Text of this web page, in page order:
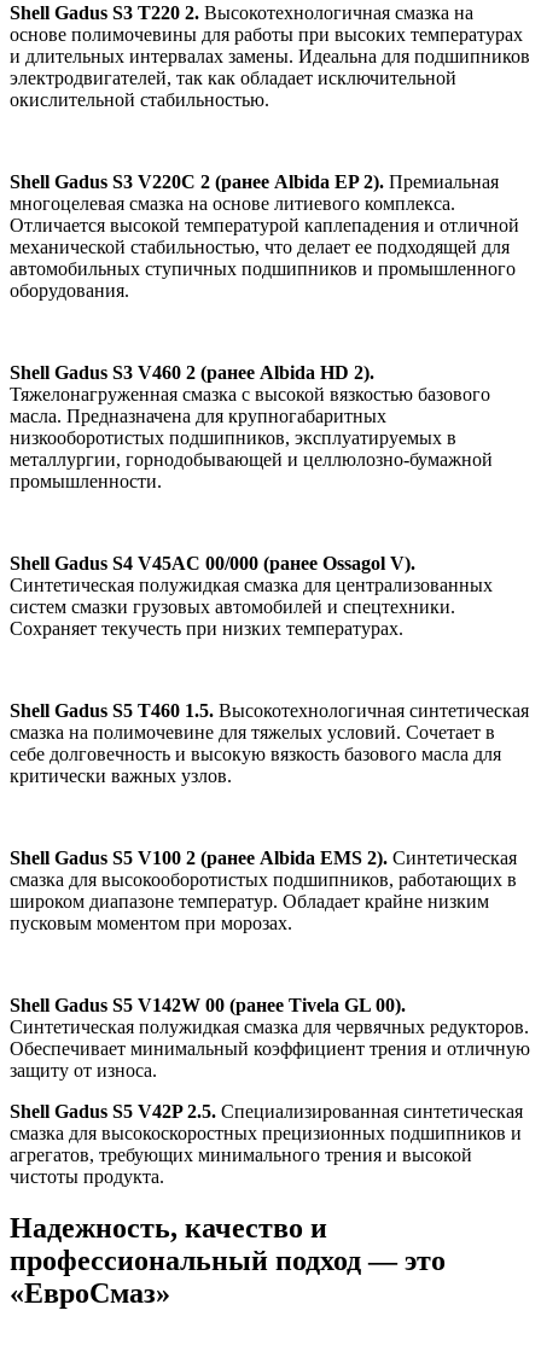
Shell Gadus S3 T220 2. Высокотехнологичная смазка на
основе полимочевины для работы при высоких температурах
и длительных интервалах замены. Идеальна для подшипников
электродвигателей, так как обладает исключительной
окислительной стабильностью.
Shell Gadus S3 V220C 2 (ранее Albida EP 2). Премиальная
многоцелевая смазка на основе литиевого комплекса.
Отличается высокой температурой каплепадения и отличной
механической стабильностью, что делает ее подходящей для
автомобильных ступичных подшипников и промышленного
оборудования.
Shell Gadus S3 V460 2 (ранее Albida HD 2).
Тяжелонагруженная смазка с высокой вязкостью базового
масла. Предназначена для крупногабаритных
низкооборотистых подшипников, эксплуатируемых в
металлургии, горнодобывающей и целлюлозно-бумажной
промышленности.
Shell Gadus S4 V45AC 00/000 (ранее Ossagol V).
Синтетическая полужидкая смазка для централизованных
систем смазки грузовых автомобилей и спецтехники.
Сохраняет текучесть при низких температурах.
Shell Gadus S5 T460 1.5. Высокотехнологичная синтетическая
смазка на полимочевине для тяжелых условий. Сочетает в
себе долговечность и высокую вязкость базового масла для
критически важных узлов.
Shell Gadus S5 V100 2 (ранее Albida EMS 2). Синтетическая
смазка для высокооборотистых подшипников, работающих в
широком диапазоне температур. Обладает крайне низким
пусковым моментом при морозах.
Shell Gadus S5 V142W 00 (ранее Tivela GL 00).
Синтетическая полужидкая смазка для червячных редукторов.
Обеспечивает минимальный коэффициент трения и отличную
защиту от износа.
Shell Gadus S5 V42P 2.5. Специализированная синтетическая
смазка для высокоскоростных прецизионных подшипников и
агрегатов, требующих минимального трения и высокой
чистоты продукта.
Надежность, качество и
профессиональный подход — это
«ЕвроСмаз»